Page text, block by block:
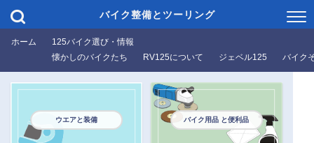
バイク整備とツーリング
ホーム
125バイク選び・情報
懐かしのバイクたち
RV125について ジェベル125 バイク
ウエアと装備 バイク用品 と便利品